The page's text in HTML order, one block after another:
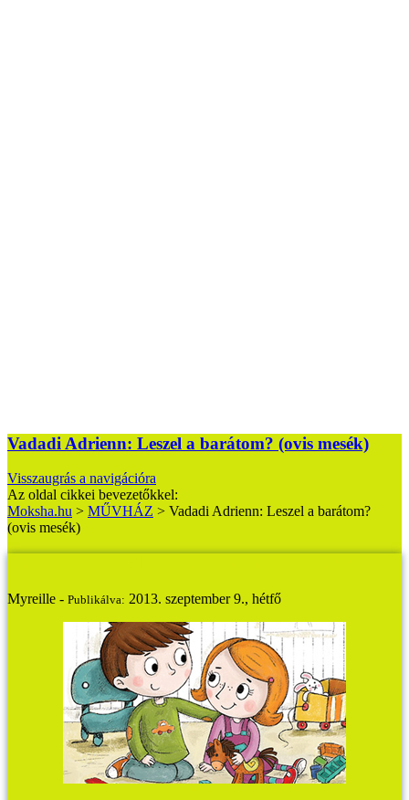
Vadadi Adrienn: Leszel a barátom? (ovis mesék)
Visszaugrás a navigációra
Az oldal cikkei bevezetőkkel:
Moksha.hu > MŰVHÁZ > Vadadi Adrienn: Leszel a barátom?
(ovis mesék)
Myreille - Publikálva: 2013. szeptember 9., hétfő